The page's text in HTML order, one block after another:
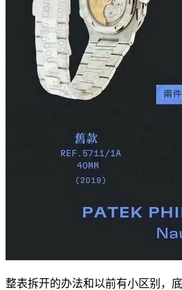
整表拆开的办法和以前有小区别，